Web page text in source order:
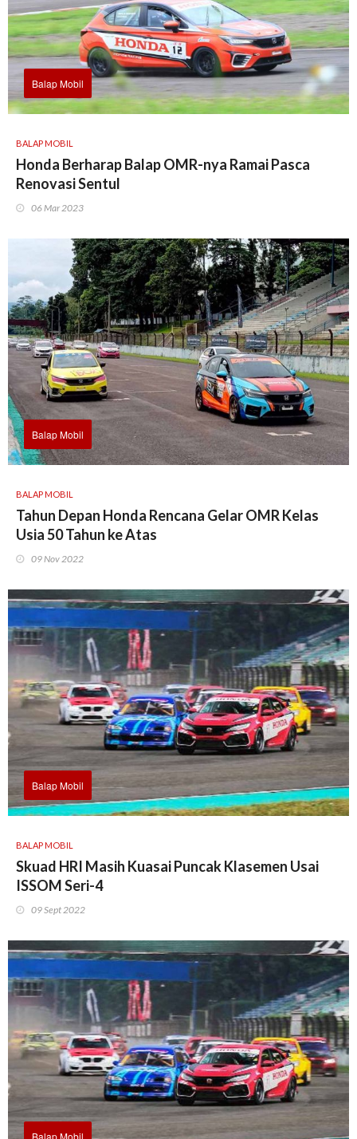
Balap Mobil
BALAP MOBIL
Honda Berharap Balap OMR-nya Ramai Pasca
Renovasi Sentul
06 Mar 2023
Balap Mobil
BALAP MOBIL
Tahun Depan Honda Rencana Gelar OMR Kelas
Usia 50 Tahun ke Atas
09 Nov 2022
Balap Mobil
BALAP MOBIL
Skuad HRI Masih Kuasai Puncak Klasemen Usai
ISSOM Seri-4
09 Sept 2022